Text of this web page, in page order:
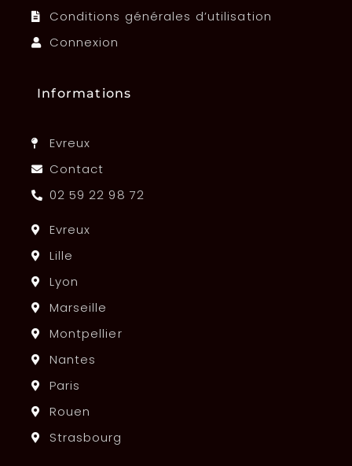
Conditions générales d’utilisation
Connexion
Informations
Evreux
Contact
02 59 22 98 72
Evreux
Lille
Lyon
Marseille
Montpellier
Nantes
Paris
Rouen
Strasbourg